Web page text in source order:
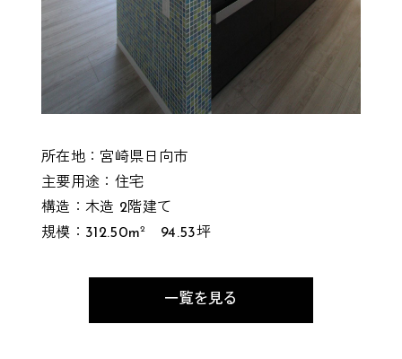
所在地：宮崎県日向市
主要用途：住宅
構造：木造 2階建て
規模：312.50m2 94.53坪
一覧を見る